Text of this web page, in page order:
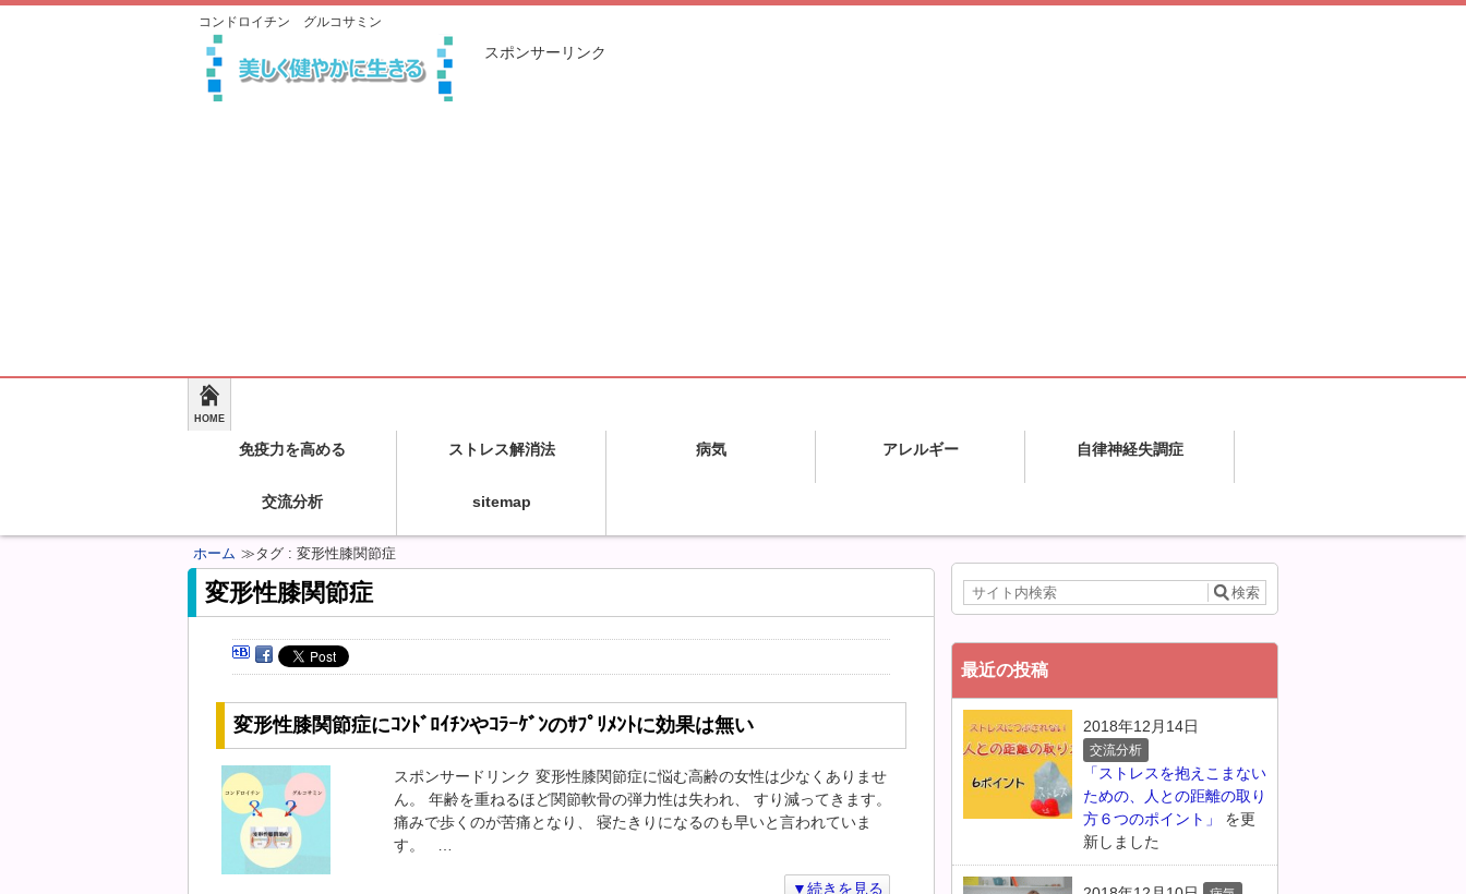
コンドロイチン グルコサミン
スポンサーリンク
HOME
免疫力を高める ストレス解消法 病気 アレルギー 自律神経失調症
交流分析 sitemap
ホーム ≫タグ : 変形性膝関節症
変形性膝関節症
変形性膝関節症にｺﾝﾄﾞﾛｲﾁﾝやｺﾗｰｹﾞﾝのｻﾌﾟﾘﾒﾝﾄに効果は無い
スポンサードリンク 変形性膝関節症に悩む高齢の女性は少なくありませ
ん。 年齢を重ねるほど関節軟骨の弾力性は失われ、 すり減ってきます。
痛みで歩くのが苦痛となり、 寝たきりになるのも早いと言われていま
す。 …
▼続きを見る
最近の投稿
2018年12月14日
交流分析
「ストレスを抱えこまない
ための、人との距離の取り
方６つのポイント」 を更
新しました